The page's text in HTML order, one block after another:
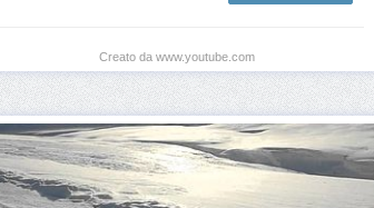
Creato da www.youtube.com